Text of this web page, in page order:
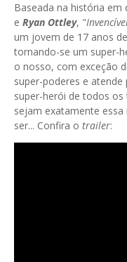
Baseada na história em
e Ryan Ottley, "
um jovem de 17 anos
tornando-se um super-
o nosso, com exceção
super-poderes e
super-herói de todos
sejam exatamente
ser... Confira o trailer: